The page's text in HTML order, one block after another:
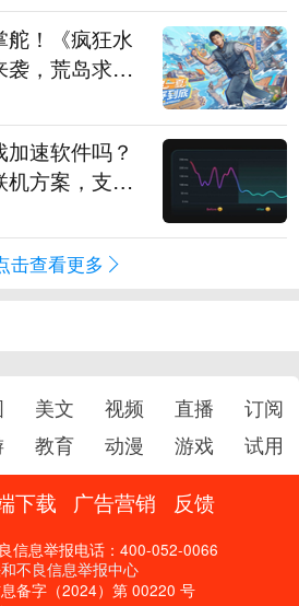
舵！《疯狂水
袭，荒岛求生
速软件吗？
机方案，支持
击查看更多
美文 视频 直播
订阅
教育 动漫 游戏 试用
下载 广告营销 反馈
信息举报电话：400-052-0066
不良信息举报中心
备字（2024）第 00220 号